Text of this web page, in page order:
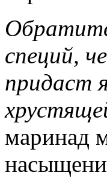
специй,
придаст
маринад